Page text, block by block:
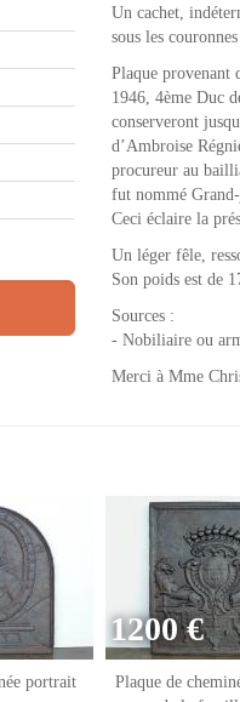
Un cachet,
sous les
Plaque provenant
1946, 4ème Duc
conserveront
d’Ambroise
procureur au
fut nommé
Ceci éclaire la
Un léger fêle,
Son poids est de
Sources :
- Nobiliaire ou
Merci à Mme
portrait
1200 €
Plaque de